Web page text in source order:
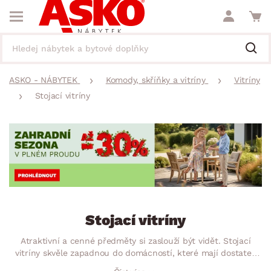
ASKO - NÁBYTEK Komody, skříňky a vitríny
Vitríny
Stojací vitríny
Stojací vitríny
Atraktivní a cenné předměty si zaslouží být vidět. Stojací
vitríny skvěle zapadnou do domácností, které mají dostatek